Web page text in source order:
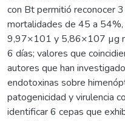
con Bt permitió reconocer
mortalidades de 45 a
9,97×101 y 5,86×107 µg
6 días; valores que
autores que han
endotoxinas sobre
patogenicidad y virulencia
identificar 6 cepas que